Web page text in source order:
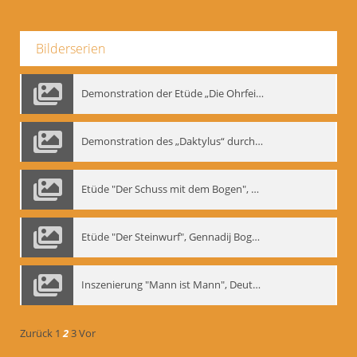
Bilderserien
Demonstration der Etüde „Die Ohrfeige“
Demonstration des „Daktylus“ durch Gennadij Nikolajewitsch Bogdanow, Berlin 1991
Etüde "Der Schuss mit dem Bogen", Gennadij Bogdanow
Etüde "Der Steinwurf", Gennadij Bogdanow
Inszenierung "Mann ist Mann", Deutsches Theater Berlin, 1997
Zurück 1 23Vor